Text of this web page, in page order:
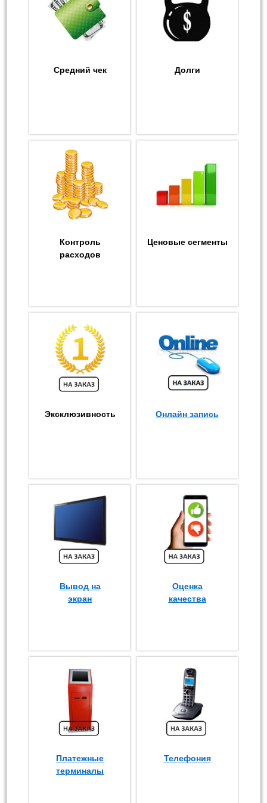
Средний чек Долги
Контроль
расходов
Ценовые сегменты
Эксклюзивность Онлайн запись
Вывод на
экран
Оценка
качества
Платежные
терминалы
Телефония